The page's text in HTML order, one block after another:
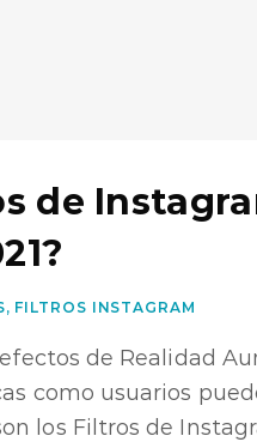
de
, FILTROS INSTAGRAM
de Realidad
como usuarios
los Filtros de